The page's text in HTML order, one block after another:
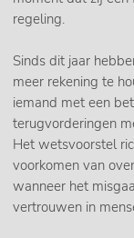
regeling.
Sinds dit jaar
meer rekening te
iemand met een
terugvorderingen
Het wetsvoorstel
voorkomen van
wanneer het
vertrouwen in